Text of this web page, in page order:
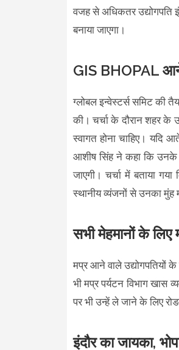
वजह से अधिकतर उद्योगपति
बनाया जाएगा।
GIS BHOPAL आने
ग्लोबल इन्वेस्टर्स समिट की
की। चर्चा के दौरान शहर के
स्वागत होना चाहिए। यदि
आशीष सिंह ने कहा कि उनके
जाएगी। चर्चा में बताया
स्थानीय व्यंजनों से उनका मुंह
सभी मेहमानों के लिए
मप्र आने वाले उद्योगपतियों
भी मप्र पर्यटन विभाग खास
पर भी उन्हें ले जाने के लिए
इंदौर का जायका,